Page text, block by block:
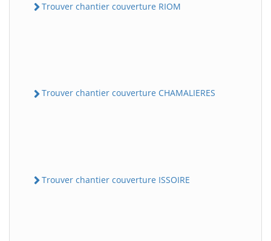
Trouver chantier couverture RIOM
Trouver chantier couverture CHAMALIERES
Trouver chantier couverture ISSOIRE